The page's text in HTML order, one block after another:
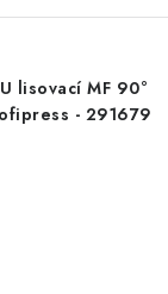
lisovací MF 90°
- 291679